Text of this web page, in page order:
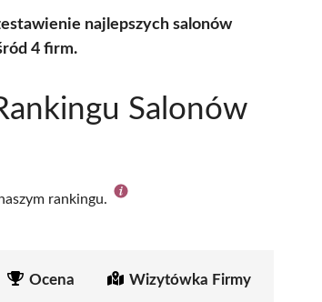
najlepszych salonów
4 firm.
Salonów
rankingu.
Ocena Wizytówka Firmy